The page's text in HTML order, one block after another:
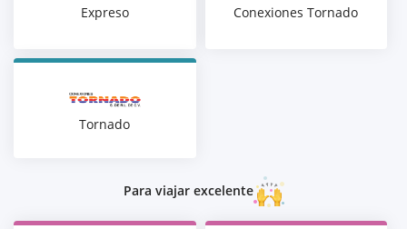
Expreso
Conexiones Tornado
Tornado
Para viajar excelente